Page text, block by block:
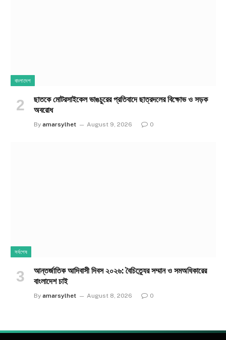
বাংলাদেশ
ছাতকে মোটরসাইকেল ভাঙচুরের প্রতিবাদে ছাত্রদলের বিক্ষোভ ও সড়ক
অবরোধ
By amarsylhet August 9, 2026 0
সর্বশেষ
আন্তর্জাতিক আদিবাসী দিবস ২০২৬: বৈচিত্র্যের সম্মান ও সমঅধিকারের
বাংলাদেশ চাই
By amarsylhet August 8, 2026 0